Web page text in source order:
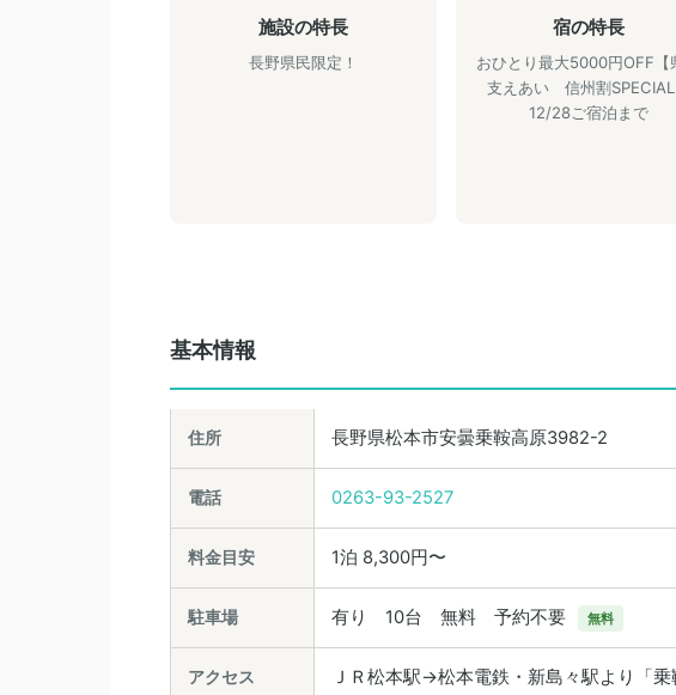
施設の特長
長野県民限定！
宿の特長
おひとり最大5000円OFF【
支えあい 信州割SPECIAL
12/28ご宿泊まで
基本情報
住所 長野県松本市安曇乗鞍高原3982-2
電話 0263-93-2527
料金目安 1泊 8,300円〜
駐車場 有り 10台 無料 予約不要 無料
アクセス
ＪＲ松本駅→松本電鉄・新島々駅より「